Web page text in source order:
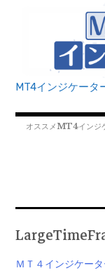
MT4インジケータ
オススメMT4インジ
MT4EAﾀﾞｳﾝﾛｰﾄﾞ
MT5EAﾀﾞｳﾝﾛｰﾄﾞ
ＭＴ４インジケー